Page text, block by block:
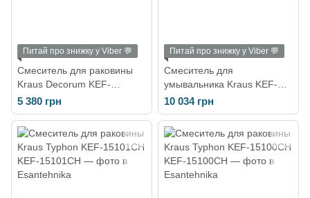
Питай про знижку у Viber 💬
Смеситель для раковины
Kraus Decorum KEF-
15200CH
5 380 грн
Питай про знижку у Viber 💬
Смеситель для
умывальника Kraus KEF-
15106CH
10 034 грн